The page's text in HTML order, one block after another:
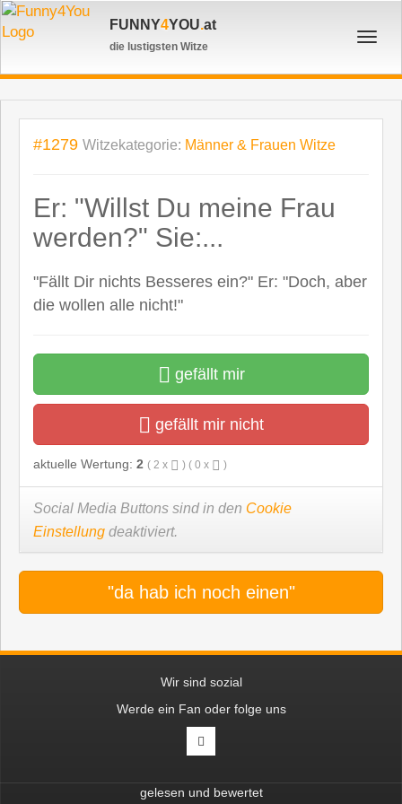
FUNNY4YOU.at
die lustigsten Witze
#1279 Witzekategorie: Männer & Frauen Witze
Er: "Willst Du meine Frau
werden?" Sie:...
"Fällt Dir nichts Besseres ein?" Er: "Doch, aber
die wollen alle nicht!"
gefällt mir
gefällt mir nicht
aktuelle Wertung: 2 ( 2 x ) ( 0 x )
Social Media Buttons sind in den Cookie
Einstellung deaktiviert.
"da hab ich noch einen"
Wir sind sozial
Werde ein Fan oder folge uns
gelesen und bewertet